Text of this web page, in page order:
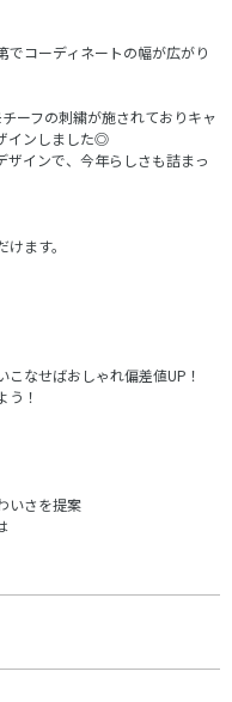
でコーディネートの幅が広がり
ーフの刺繍が施されておりキャ
インしました◎
ザインで、今年らしさも詰まっ
ます。
なせばおしゃれ偏差値UP！
う！
いさを提案